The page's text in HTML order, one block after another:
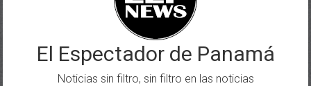
El Espectador de Panamá
Noticias sin filtro, sin filtro en las noticias